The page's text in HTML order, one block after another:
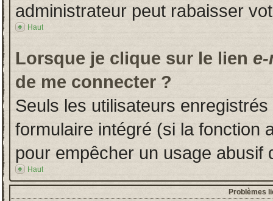
administrateur peut rabaisser
Haut
Lorsque je clique sur le lien
de me connecter ?
Seuls les utilisateurs
formulaire intégré (si la fonction
pour empêcher un usage abusif
Haut
Problèmes